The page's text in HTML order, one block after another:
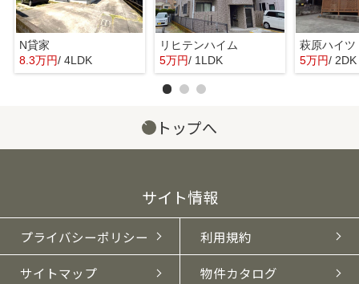
N貸家
8.3万円/ 4LDK
リヒテンハイム
5万円/ 1LDK
萩原ハイ
5万円/ 2DK
トップへ
サイト情報
プライバシーポリシー 利用規約
サイトマップ 物件カタログ